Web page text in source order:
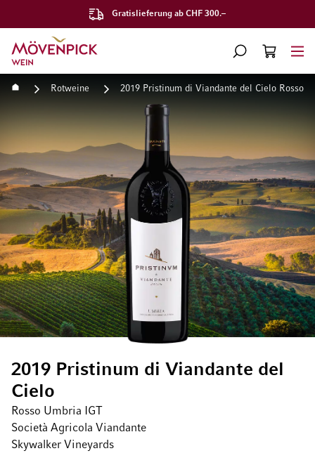
Gratislieferung ab CHF 300.–
Zur Startseite
SUCHE
WARENKORB
Startseite Rotweine 2019 Pristinum di Viandante del Cielo Rosso
2019 Pristinum di Viandante del
Cielo
Rosso Umbria IGT
Società Agricola Viandante
Skywalker Vineyards
Zum Ende der Bildgalerie springen